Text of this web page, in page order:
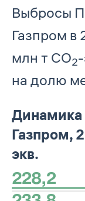
Выбросы
Газпром в
млн т СО2
на долю
Динамика
Газпром,
экв.